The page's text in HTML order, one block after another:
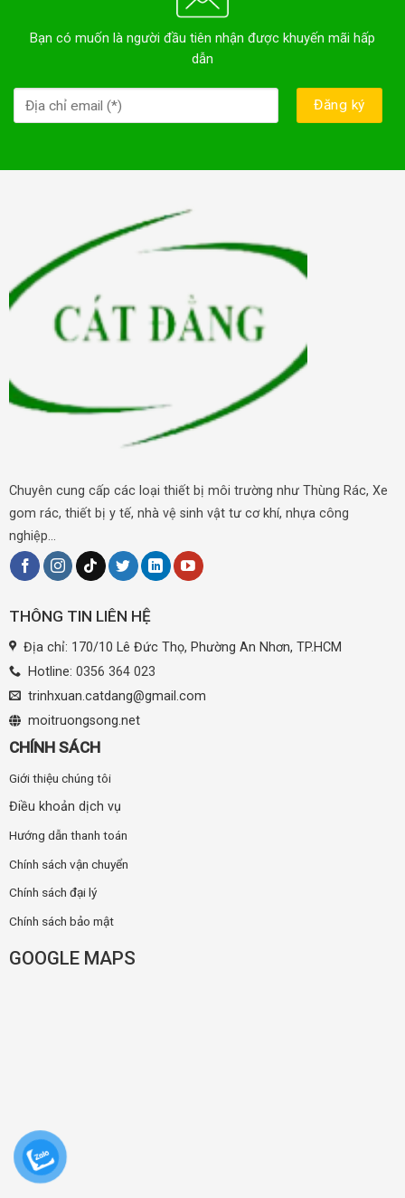
Bạn có muốn là người đầu tiên nhận được khuyến mãi hấp
dẫn
Chuyên cung cấp các loại thiết bị môi trường như Thùng Rác, Xe
gom rác, thiết bị y tế, nhà vệ sinh vật tư cơ khí, nhựa công
nghiệp...
THÔNG TIN LIÊN HỆ
Địa chỉ: 170/10 Lê Đức Thọ, Phường An Nhơn, TP.HCM
Hotline: 0356 364 023
trinhxuan.catdang@gmail.com
moitruongsong.net
CHÍNH SÁCH
Giới thiệu chúng tôi
Điều khoản dịch vụ
Hướng dẫn thanh toán
Chính sách vận chuyển
Chính sách đại lý
Chính sách bảo mật
GOOGLE MAPS